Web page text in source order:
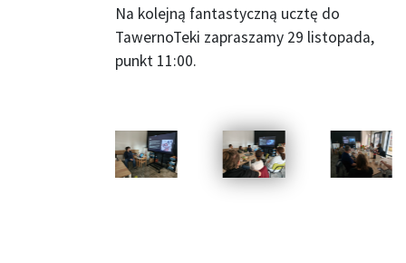
Na kolejną fantastyczną ucztę do
TawernoTeki zapraszamy 29 listopada,
punkt 11:00.